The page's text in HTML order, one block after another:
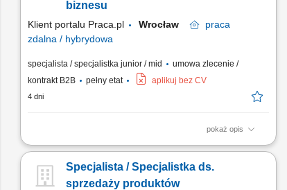
biznesowych. Aktywny...
biznesu
Klient portalu Praca.pl Wrocław
praca
zdalna / hybrydowa
specjalista / specjalistka junior / mid
umowa zlecenie /
kontrakt B2B
pełny etat aplikuj bez CV
4 dni
pokaż opis
Samodzielne docieranie do sektora przedsiębiorstw i
faktoring). Rozwój kompetencji doradczych zmierzający do
samodzielnego zarządzania pełnym portfolio usług
Specjalista / Specjalistka ds.
sprzedaży produktów